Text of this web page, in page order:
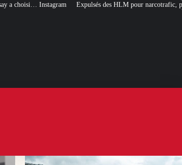
Expulsés des HLM pour narcotrafic, peuvent-ils obtenir un